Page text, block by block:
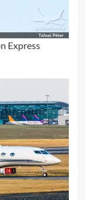
Express